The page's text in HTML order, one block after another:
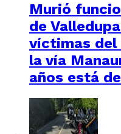
Murió
de
víctimas del
la vía
años está